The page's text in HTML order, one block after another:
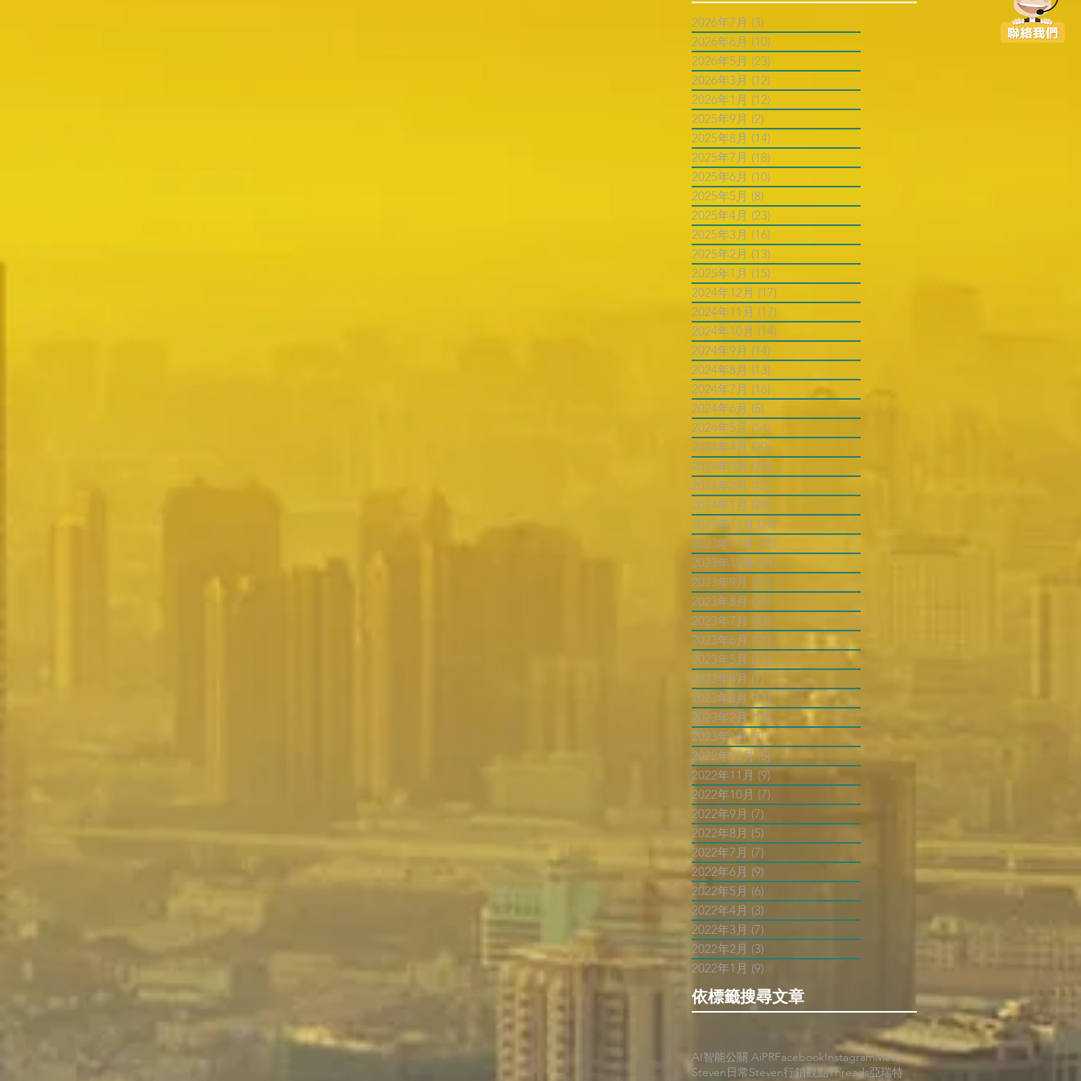
2026年7月 (3)
2026年6月 (10)
2026年5月 (23)
2026年3月 (12)
2026年1月 (12)
2025年9月 (2)
2025年8月 (14)
2025年7月 (18)
2025年6月 (10)
2025年5月 (8)
2025年4月 (23)
2025年3月 (16)
2025年2月 (13)
2025年1月 (15)
2024年12月 (17)
2024年11月 (17)
2024年10月 (14)
2024年9月 (14)
2024年8月 (13)
2024年7月 (16) 16 篇文章
2024年6月 (5)
2024年5月 (14)
2024年4月 (20)
2024年3月 (20)
2024年2月 (12)
2024年1月 (28)
2023年12月 (25)
2023年11月 (25)
2023年10月 (21)
2023年9月 (21)
2023年8月 (23)
2023年7月 (23)
2023年6月 (11)
2023年5月 (11)
2023年4月 (7)
2023年3月 (11) 11 篇文章
2023年2月 (10) 10 篇文章
2023年1月 (7)7 篇文章
2022年12月 (5)
2022年11月 (9)
2022年10月 (7)
2022年9月 (7)
2022年8月 (5)
2022年7月 (7)
2022年6月 (9)
2022年5月 (6)
2022年4月 (3)
2022年3月 (7)
2022年2月 (3)
2022年1月 (9)
依標籤搜尋文章
AI智能公關 AiPRFacebookInstagramMeta
Steven日常Steven行銷觀點Threads亞瑞特